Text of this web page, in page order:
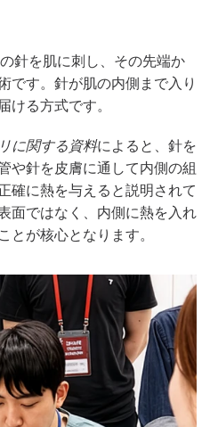
針を肌に刺し、その先端か
です。針が肌の内側まで入り
ける方式です。
に関する資料によると、針を
や針を皮膚に通して内側の組
確に熱を与えると説明されて
面ではなく、内側に熱を入れ
とが核心となります。